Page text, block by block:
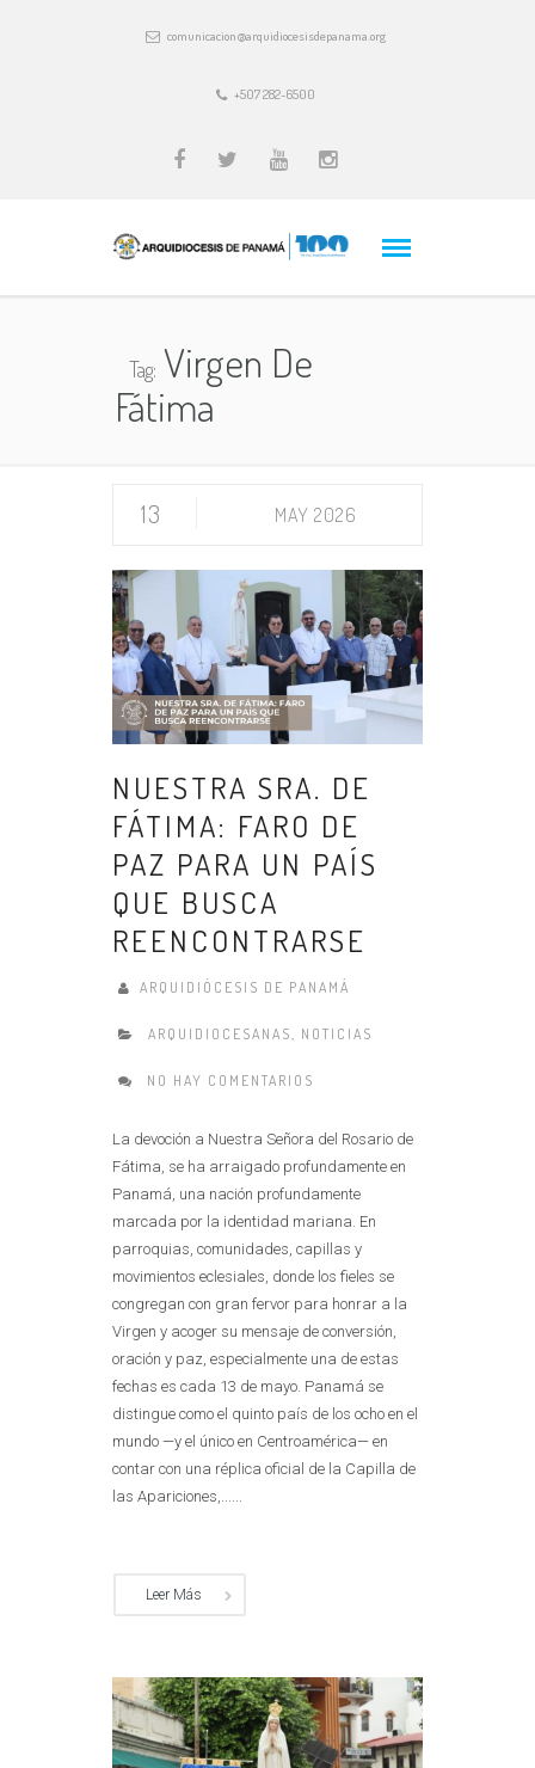
comunicacion@arquidiocesisdepanama.org
+507 282-6500
Tag:Virgen De
Fátima
13 MAY 2026
NUESTRA SRA. DE
FÁTIMA: FARO DE
PAZ PARA UN PAÍS
QUE BUSCA
REENCONTRARSE
ARQUIDIÓCESIS DE PANAMÁ
ARQUIDIOCESANAS, NOTICIAS
NO HAY COMENTARIOS
La devoción a Nuestra Señora del Rosario de
Fátima, se ha arraigado profundamente en
Panamá, una nación profundamente
marcada por la identidad mariana. En
parroquias, comunidades, capillas y
movimientos eclesiales, donde los fieles se
congregan con gran fervor para honrar a la
Virgen y acoger su mensaje de conversión,
oración y paz, especialmente una de estas
fechas es cada 13 de mayo. Panamá se
distingue como el quinto país de los ocho en el
mundo —y el único en Centroamérica— en
contar con una réplica oficial de la Capilla de
las Apariciones,......
Leer Más